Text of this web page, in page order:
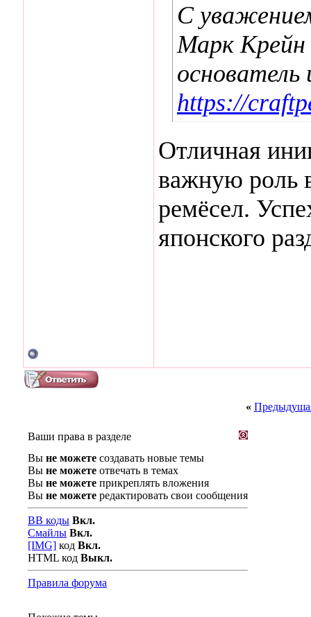
С
Марк Крейн
https://
Отличная
важную роль
ремёсел.
японского
«
Ваши права в разделе
Вы не можете создавать новые темы
Вы не можете отвечать в темах
Вы не можете прикреплять вложения
Вы не можете редактировать свои сообщения
BB коды Вкл.
Смайлы Вкл.
[IMG] код Вкл.
HTML код Выкл.
Правила форума